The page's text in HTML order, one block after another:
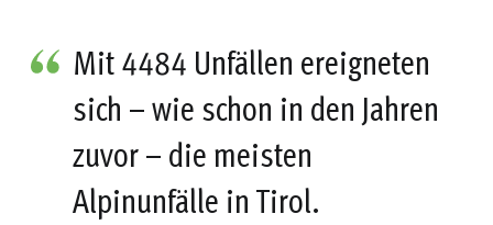
Mit 4484 Unfällen ereigneten
sich – wie schon in den Jahren
zuvor – die meisten
Alpinunfälle in Tirol.